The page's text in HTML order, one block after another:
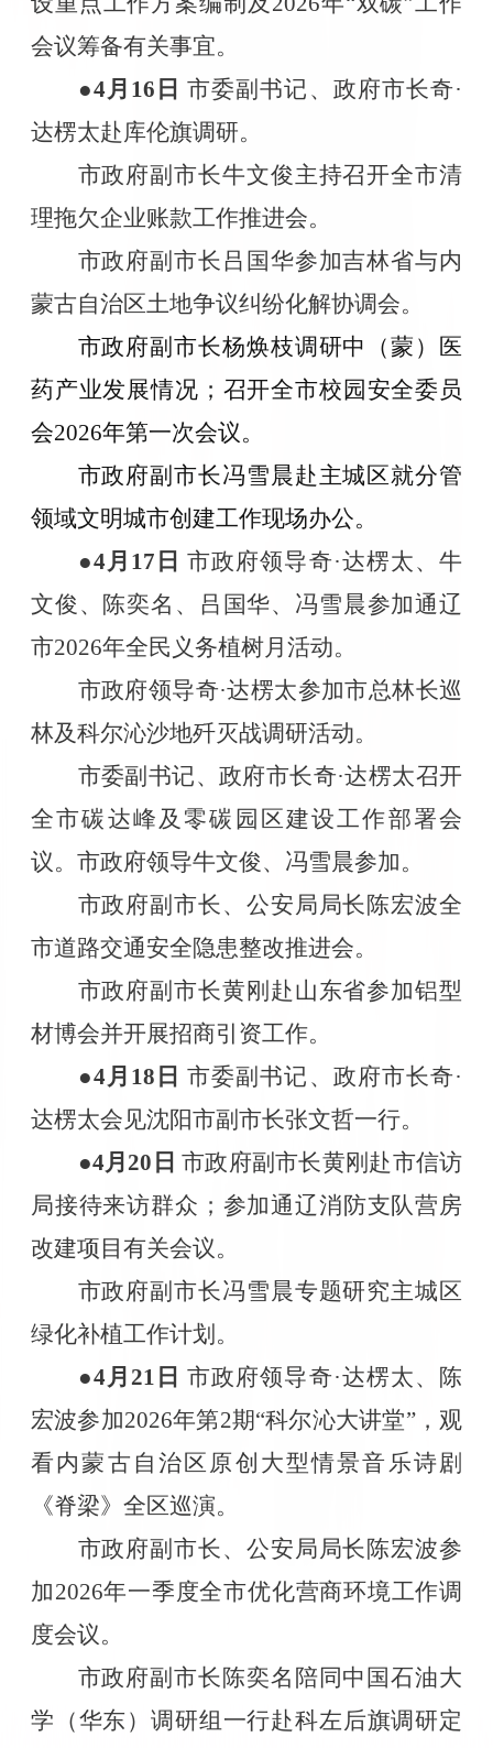
会议筹备有关事宜。
●4 月 16 日市委副书记、政府市长奇·
达楞太赴库伦旗调研。
市政府副市长牛文俊主持召开全市清
理拖欠企业账款工作推进会。
市政府副市长吕国华参加吉林省与内
蒙古自治区土地争议纠纷化解协调会。
市政府副市长杨焕枝调研中（蒙）医
药产业发展情况；召开全市校园安全委员
会2026年第一次会议。
市政府副市长冯雪晨赴主城区就分管
领域文明城市创建工作现场办公。
●4 月 17 日市政府领导奇·达楞太、牛
文俊、陈奕名、吕国华、冯雪晨参加通辽
市2026年全民义务植树月活动。
市政府领导奇·达楞太参加市总林长巡
林及科尔沁沙地歼灭战调研活动。
市委副书记、政府市长奇·达楞太召开
全市碳达峰及零碳园区建设工作部署会
议。市政府领导牛文俊、冯雪晨参加。
市政府副市长、公安局局长陈宏波全
市道路交通安全隐患整改推进会。
市政府副市长黄刚赴山东省参加铝型
材博会并开展招商引资工作。
●4 月 18 日市委副书记、政府市长奇·
达楞太会见沈阳市副市长张文哲一行。
●4 月20 日市政府副市长黄刚赴市信访
局接待来访群众；参加通辽消防支队营房
改建项目有关会议。
市政府副市长冯雪晨专题研究主城区
绿化补植工作计划。
●4 月 21 日市政府领导奇·达楞太、陈
宏波参加2026年第2期“科尔沁大讲堂”，观
看内蒙古自治区原创大型情景音乐诗剧
《脊梁》全区巡演。
市政府副市长、公安局局长陈宏波参
加2026年一季度全市优化营商环境工作调
度会议。
市政府副市长陈奕名陪同中国石油大
学（华东）调研组一行赴科左后旗调研定